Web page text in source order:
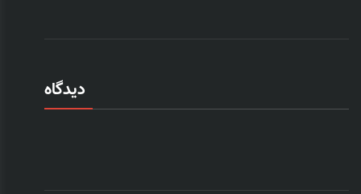
دیدگاه